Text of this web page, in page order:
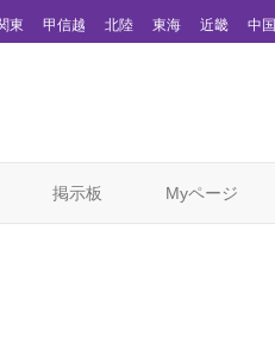
東 甲信越 北陸 東海 近畿 中国
掲示板 Myページ